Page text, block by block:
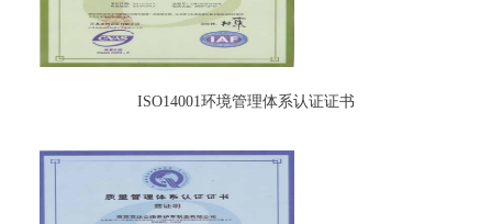
ISO14001环境管理体系认证证书